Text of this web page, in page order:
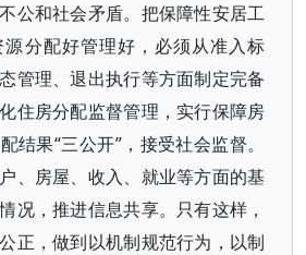
公和社会矛盾。把保障性安居工
分配好管理好，必须从准入标
管理、退出执行等方面制定完备
住房分配监督管理，实行保障房
结果“三公开”，接受社会监督。
、房屋、收入、就业等方面的基
况，推进信息共享。只有这样，
正，做到以机制规范行为，以制